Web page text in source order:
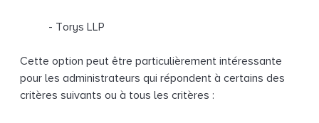
- Torys LLP
Cette option peut être particulièrement intéressante
pour les administrateurs qui répondent à certains des
critères suivants ou à tous les critères :